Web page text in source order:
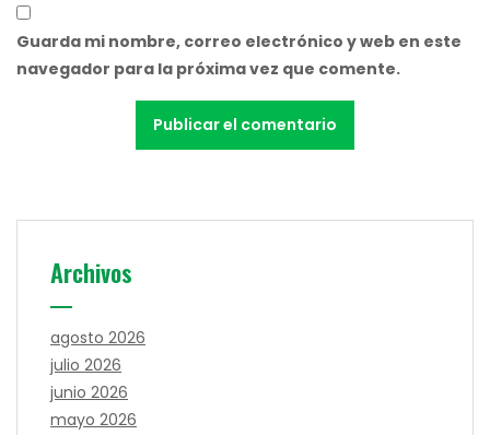
Guarda mi nombre, correo electrónico y web en este
navegador para la próxima vez que comente.
Archivos
agosto 2026
julio 2026
junio 2026
mayo 2026